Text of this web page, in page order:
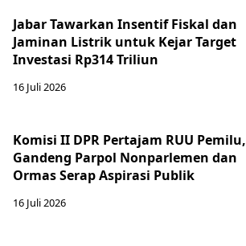
Jabar Tawarkan Insentif Fiskal dan
Jaminan Listrik untuk Kejar Target
Investasi Rp314 Triliun
16 Juli 2026
Komisi II DPR Pertajam RUU Pemilu,
Gandeng Parpol Nonparlemen dan
Ormas Serap Aspirasi Publik
16 Juli 2026